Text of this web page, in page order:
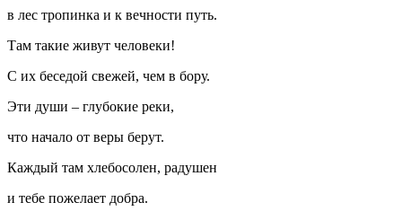
в лес тропинка и к вечности путь.
Там такие живут человеки!
С их беседой свежей, чем в бору.
Эти души – глубокие реки,
что начало от веры берут.
Каждый там хлебосолен, радушен
и тебе пожелает добра.